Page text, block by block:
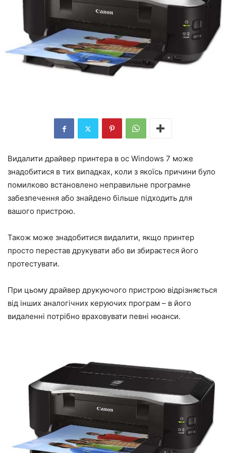
Видалити драйвер принтера в ос Windows 7 може
знадобитися в тих випадках, коли з якоїсь причини було
помилково встановлено неправильне програмне
забезпечення або знайдено більше підходить для
вашого пристрою.
Також може знадобитися видалити, якщо принтер
просто перестав друкувати або ви збираєтеся його
протестувати.
При цьому драйвер друкуючого пристрою відрізняється
від інших аналогічних керуючих програм – в його
видаленні потрібно враховувати певні нюанси.